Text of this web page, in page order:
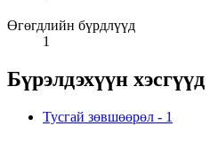
Өгөгдлийн бүрдлүүд
1
Бүрэлдэхүүн хэсгүүд
Тусгай зөвшөөрөл - 1